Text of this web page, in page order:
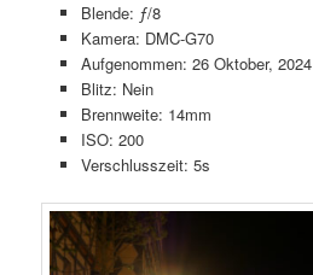
Blende: ƒ/8
Kamera: DMC-G70
Aufgenommen: 26 Oktober, 2024
Blitz: Nein
Brennweite: 14mm
ISO: 200
Verschlusszeit: 5s